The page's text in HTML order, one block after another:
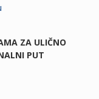
ZA ULIČNO
PUT